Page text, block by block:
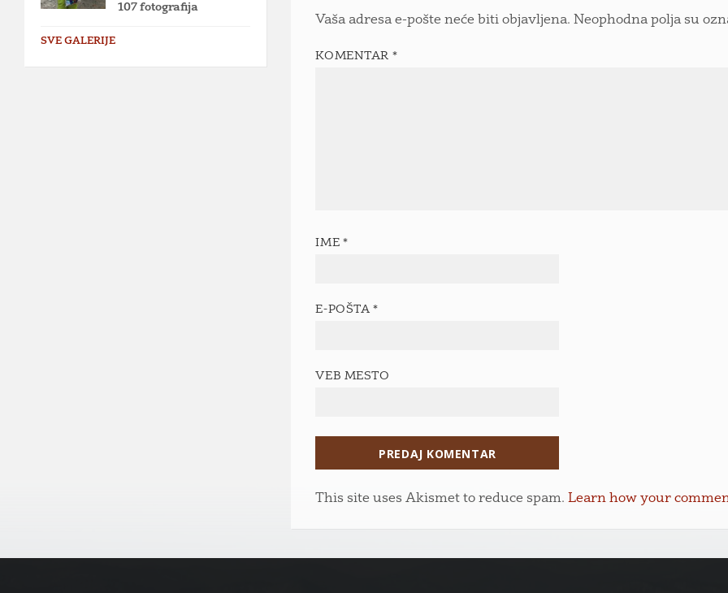
Vaša adresa e-pošte neće biti objavljena. Neophodna polja su
KOMENTAR *
IME *
E-POŠTA *
VEB MESTO
This site uses Akismet to reduce spam.Learn how your
107 fotografija
SVE GALERIJE